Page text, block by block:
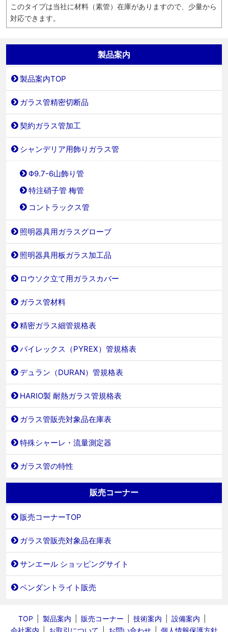
このタイプは当社に材料（素管）在庫がありますので、少量から
対応できます。
製品案内
製品案内TOP
ガラス管精密切断品
契約ガラス管加工
シャンデリア用飾りガラス管
Φ9.7-6山飾り管
特注硝子管 梅管
コントラックス管
照明器具用ガラスグローブ
照明器具用板ガラス加工品
ロウソク立て用ガラスカバー
ガラス管材料
精密ガラス細管規格表
パイレックス（PYREX）管規格表
デュラン（DURAN）管規格表
HARIO製 耐熱ガラス管規格表
ガラス管販売対象品在庫表
特殊シャーレ・流量測定器
ガラス管の特性
販売コーナー
販売コーナーTOP
ガラス管販売対象品在庫表
サンエール ショッピングサイト
ペンダントライト販売
TOP 製品案内 販売コーナー 技術案内
設備案内
会社案内
お取引について お問い合わせ 個人情報保護方針